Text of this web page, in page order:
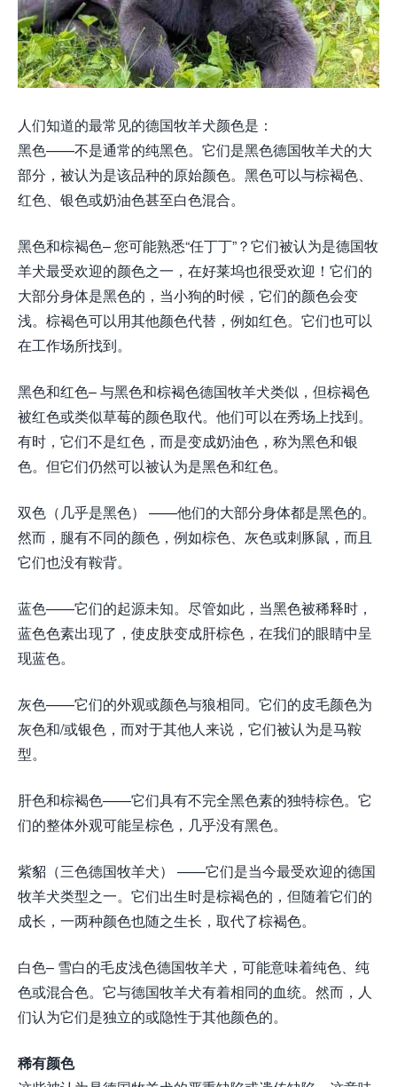
人们知道的最常见的德国牧羊犬颜色是：
黑色——不是通常的纯黑色。它们是黑色德国牧羊犬的大
部分，被认为是该品种的原始颜色。黑色可​​以与棕褐色、
红色、银色或奶油色甚至白色混合。
黑色和棕褐色– 您可能熟悉“任丁丁”？它们被认为是德国牧
羊犬最受欢迎的颜色之一，在好莱坞也很受欢迎！它们的
大部分身体是黑色的，当小狗的时候，它们的颜色会变
浅。棕褐色可以用其他颜色代替，例如红色。它们也可以
在工作场所找到。
黑色和红色– 与黑色和棕褐色德国牧羊犬类似，但棕褐色
被红色或类似草莓的颜色取代。他们可以在秀场上找到。
有时，它们不是红色，而是变成奶油色，称为黑色和银
色。但它们仍然可以被认为是黑色和红色。
双色（几乎是黑色） ——他们的大部分身体都是黑色的。
然而，腿有不同的颜色，例如棕色、灰色或刺豚鼠，而且
它们也没有鞍背。
蓝色——它们的起源未知。尽管如此，当黑色被稀释时，
蓝色色素出现了，使皮肤变成肝棕色，在我们的眼睛中呈
现蓝色。
灰色——它们的外观或颜色与狼相同。它们的皮毛颜色为
灰色和/或银色，而对于其他人来说，它们被认为是马鞍
型。
肝色和棕褐色——它们具有不完全黑色素的独特棕色。它
们的整体外观可能呈棕色，几乎没有黑色。
紫貂（三色德国牧羊犬） ——它们是当今最受欢迎的德国
牧羊犬类型之一。它们出生时是棕褐色的，但随着它们的
成长，一两种颜色也随之生长，取代了棕褐色。
白色– 雪白的毛皮浅色德国牧羊犬，可能意味着纯色、纯
色或混合色。它与德国牧羊犬有着相同的血统。然而，人
们认为它们是独立的或隐性于其他颜色的。
稀有颜色